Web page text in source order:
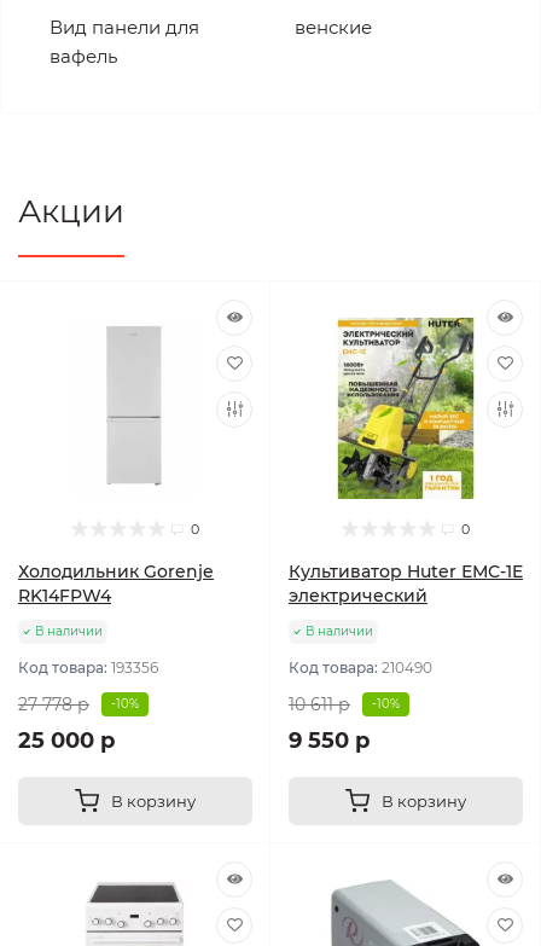
Вид панели для
вафель
венские
Акции
0
Холодильник Gorenje
RK14FPW4
В наличии
Код товара: 193356
27 778 р -10%
25 000 р
В корзину
0
Культиватор Huter ЕМС-1E
электрический
В наличии
Код товара: 210490
10 611 р -10%
9 550 р
В корзину